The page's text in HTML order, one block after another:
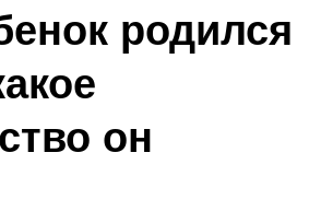
родился
он